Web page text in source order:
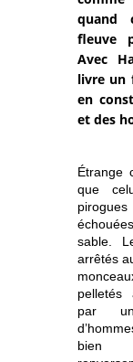
quand
fleuve
Avec
livre un
en
et des
Étrange
que
sable.
arrêtés
pelletés
par